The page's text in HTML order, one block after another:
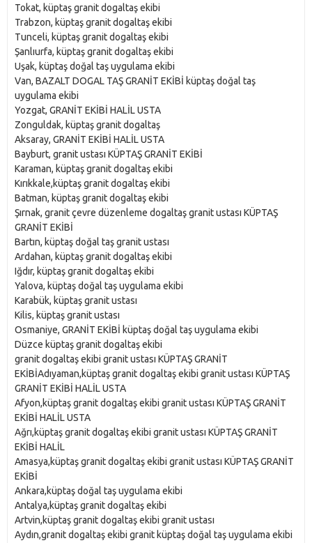
Tokat, küptaş granit dogaltaş ekibi
Trabzon, küptaş granit dogaltaş ekibi
Tunceli, küptaş granit dogaltaş ekibi
Şanlıurfa, küptaş granit dogaltaş ekibi
Uşak, küptaş doğal taş uygulama ekibi
Van, BAZALT DOGAL TAŞ GRANİT EKİBİ küptaş doğal taş
uygulama ekibi
Yozgat, GRANİT EKİBİ HALİL USTA
Zonguldak, küptaş granit dogaltaş
Aksaray, GRANİT EKİBİ HALİL USTA
Bayburt, granit ustası KÜPTAŞ GRANİT EKİBİ
Karaman, küptaş granit dogaltaş ekibi
Kırıkkale,küptaş granit dogaltaş ekibi
Batman, küptaş granit dogaltaş ekibi
Şırnak, granit çevre düzenleme dogaltaş granit ustası KÜPTAŞ
GRANİT EKİBİ
Bartın, küptaş doğal taş granit ustası
Ardahan, küptaş granit dogaltaş ekibi
Iğdır, küptaş granit dogaltaş ekibi
Yalova, küptaş doğal taş uygulama ekibi
Karabük, küptaş granit ustası
Kilis, küptaş granit ustası
Osmaniye, GRANİT EKİBİ küptaş doğal taş uygulama ekibi
Düzce küptaş granit dogaltaş ekibi
granit dogaltaş ekibi granit ustası KÜPTAŞ GRANİT
EKİBİAdıyaman,küptaş granit dogaltaş ekibi granit ustası KÜPTAŞ
GRANİT EKİBİ HALİL USTA
Afyon,küptaş granit dogaltaş ekibi granit ustası KÜPTAŞ GRANİT
EKİBİ HALİL USTA
Ağrı,küptaş granit dogaltaş ekibi granit ustası KÜPTAŞ GRANİT
EKİBİ HALİL
Amasya,küptaş granit dogaltaş ekibi granit ustası KÜPTAŞ GRANİT
EKİBİ
Ankara,küptaş doğal taş uygulama ekibi
Antalya,küptaş granit dogaltaş ekibi
Artvin,küptaş granit dogaltaş ekibi granit ustası
Aydın,granit dogaltaş ekibi granit küptaş doğal taş uygulama ekibi